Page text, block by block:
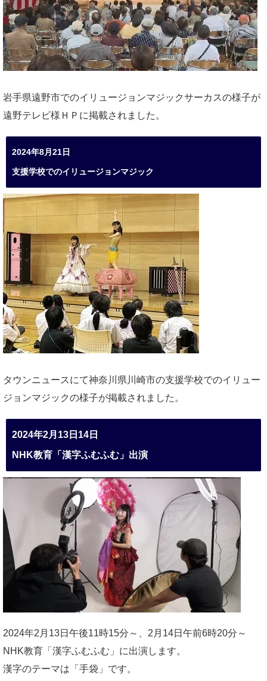
岩手県遠野市でのイリュージョンマジックサーカスの様子が
遠野テレビ様ＨＰに掲載されました。
2024年8月21日
支援学校でのイリュージョンマジック
タウンニュースにて神奈川県川崎市の支援学校でのイリュー
ジョンマジックの様子が掲載されました。
2024年2月13日14日
NHK教育「漢字ふむふむ」出演
2024年2月13日午後11時15分～、2月14日午前6時20分～
NHK教育「漢字ふむふむ」に出演します。
漢字のテーマは「手袋」です。